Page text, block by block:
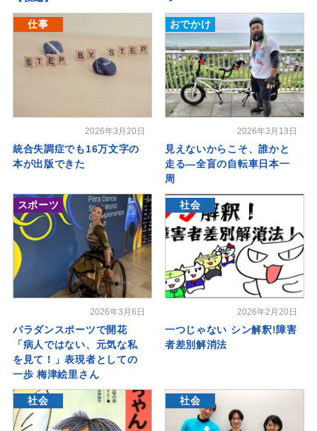
仕事
2026年3月20日
統合失調症でも16万文字の
本が出版できた
おでかけ
2026年3月13日
見えないからこそ、誰かと
走る―全盲の自転車日本一
周
スポーツ
2026年3月6日
パラダンスポーツで開花
「病人ではない、元気な私
を見て！」表現者としての
一歩 梅津絵里さん
社会
2026年2月20日
一つじゃない シン解釈!障害
者差別解消法
社会 社会